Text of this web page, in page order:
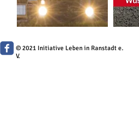
© 2021 Initiative Leben in Ranstadt e.
V.